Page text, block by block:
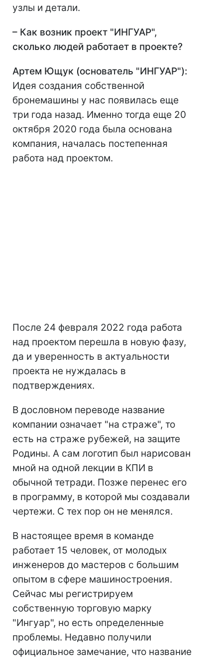
узлы и детали.
– Как возник проект "ИНГУАР",
сколько людей работает в проекте?
Артем Ющук (основатель "ИНГУАР"):
Идея создания собственной
бронемашины у нас появилась еще
три года назад. Именно тогда еще 20
октября 2020 года была основана
компания, началась постепенная
работа над проектом.
После 24 февраля 2022 года работа
над проектом перешла в новую фазу,
да и уверенность в актуальности
проекта не нуждалась в
подтверждениях.
В дословном переводе название
компании означает "на страже", то
есть на страже рубежей, на защите
Родины. А сам логотип был нарисован
мной на одной лекции в КПИ в
обычной тетради. Позже перенес его
в программу, в которой мы создавали
чертежи. С тех пор он не менялся.
В настоящее время в команде
работает 15 человек, от молодых
инженеров до мастеров с большим
опытом в сфере машиностроения.
Сейчас мы регистрируем
собственную торговую марку
"Ингуар", но есть определенные
проблемы. Недавно получили
официальное замечание, что название